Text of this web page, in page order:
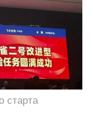
старта